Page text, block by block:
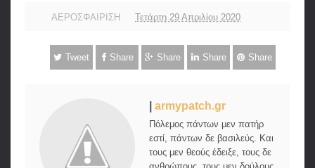
ΑΕΡΟΣΦΑΙΡΙΣΗ Τετάρτη 29 Απριλίου 2020
Tweet Share Share Share Share
armypatch.gr
Πόλεμος πάντων μεν πατήρ
εστί, πάντων δε βασιλεύς. Και
τους μεν θεούς έδειξε, τους δε